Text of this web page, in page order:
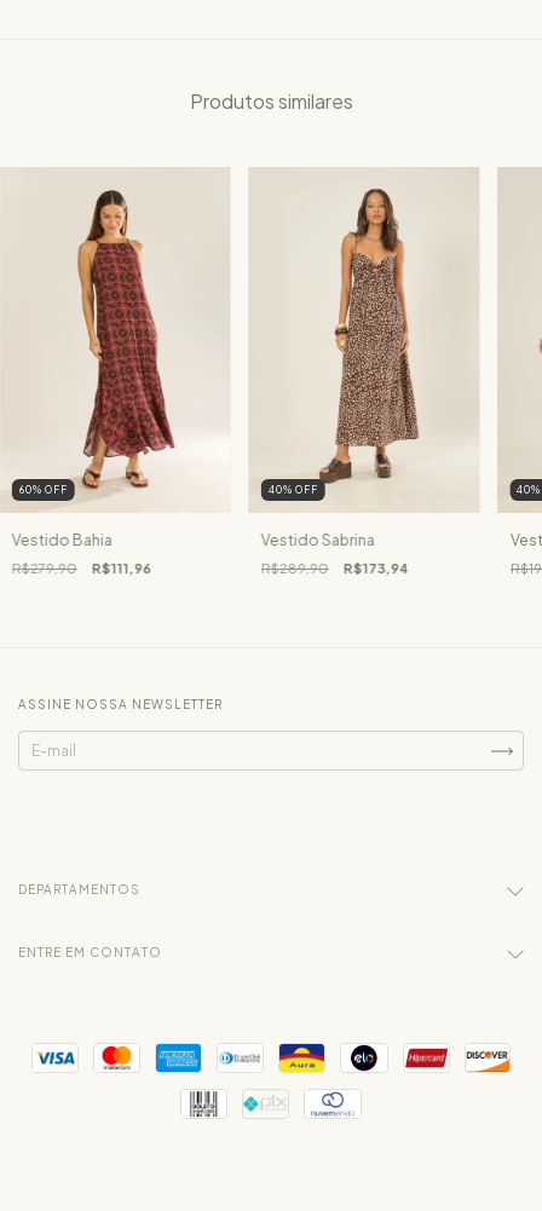
Produtos similares
60% OFF
Vestido Bahia
R$279,90 R$111,96
40% OFF
Vestido Sabrina
R$289,90 R$173,94
40
ASSINE NOSSA NEWSLETTER
DEPARTAMENTOS
ENTRE EM CONTATO